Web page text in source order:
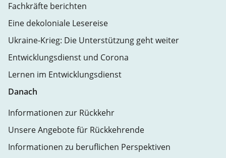
Fachkräfte berichten
Eine dekoloniale Lesereise
Ukraine-Krieg: Die Unterstützung geht weiter
Entwicklungsdienst und Corona
Lernen im Entwicklungsdienst
Danach
Informationen zur Rückkehr
Unsere Angebote für Rückkehrende
Informationen zu beruflichen Perspektiven